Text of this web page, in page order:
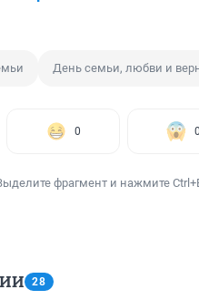
День семьи, любви и
0 0
фрагмент и нажмите
28